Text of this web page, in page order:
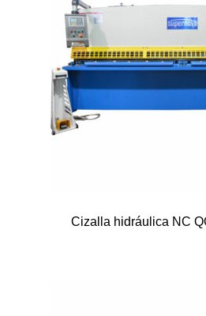
Cizalla hidráulica NC